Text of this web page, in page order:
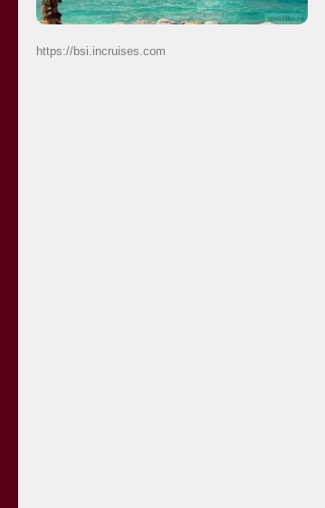
https://bsi.incruises.com